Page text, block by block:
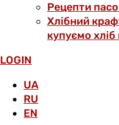
Рецепти
Хлібний
купуємо хліб
LOGIN
UA
RU
EN